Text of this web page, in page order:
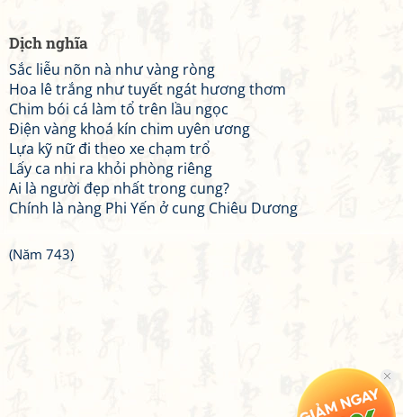
Dịch nghĩa
Sắc liễu nõn nà như vàng ròng
Hoa lê trắng như tuyết ngát hương thơm
Chim bói cá làm tổ trên lầu ngọc
Điện vàng khoá kín chim uyên ương
Lựa kỹ nữ đi theo xe chạm trổ
Lấy ca nhi ra khỏi phòng riêng
Ai là người đẹp nhất trong cung?
Chính là nàng Phi Yến ở cung Chiêu Dương
(Năm 743)